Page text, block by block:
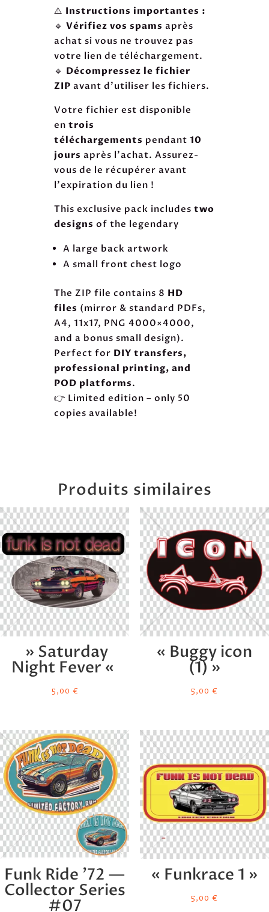
⚠️ Instructions importantes :
🔹 Vérifiez vos spams après
achat si vous ne trouvez pas
votre lien de téléchargement.
🔹 Décompressez le fichier
ZIP avant d’utiliser les fichiers.
Votre fichier est disponible
en trois
téléchargements pendant 10
jours après l'achat. Assurez-
vous de le récupérer avant
l'expiration du lien !
This exclusive pack includes two
designs of the legendary
A large back artwork
A small front chest logo
The ZIP file contains 8 HD
files (mirror & standard PDFs,
A4, 11x17, PNG 4000×4000,
and a bonus small design).
Perfect for DIY transfers,
professional printing, and
POD platforms.
👉 Limited edition – only 50
copies available!
Produits similaires
» Saturday
Night Fever «
5,00 €
« Buggy icon
(1) »
5,00€
Funk Ride ’72 —
Collector Series
#07
« Funkrace 1 »
5,00€